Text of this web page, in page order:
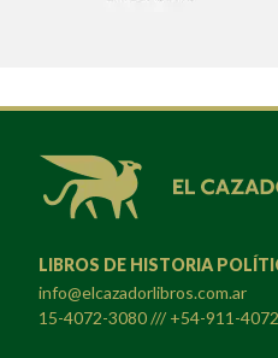
LIBROS DE HISTORIA
info@elcazadorlibros.com.ar
15-4072-3080 /// +54-911-